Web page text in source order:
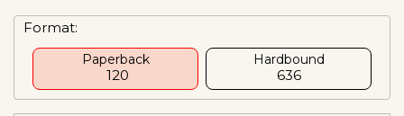
Format:
Paperback
₹ 120
Hardbound
₹636